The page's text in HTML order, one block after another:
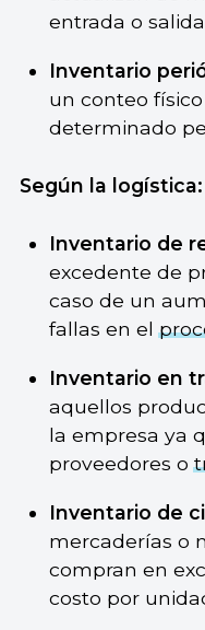
entrada o
Inventario
un conteo
determinado
Según la logística:
Inventario de
excedente de
caso de un
fallas en el
Inventario en
aquellos
la empresa ya
proveedores o
Inventario de
mercaderías o
compran en
costo por